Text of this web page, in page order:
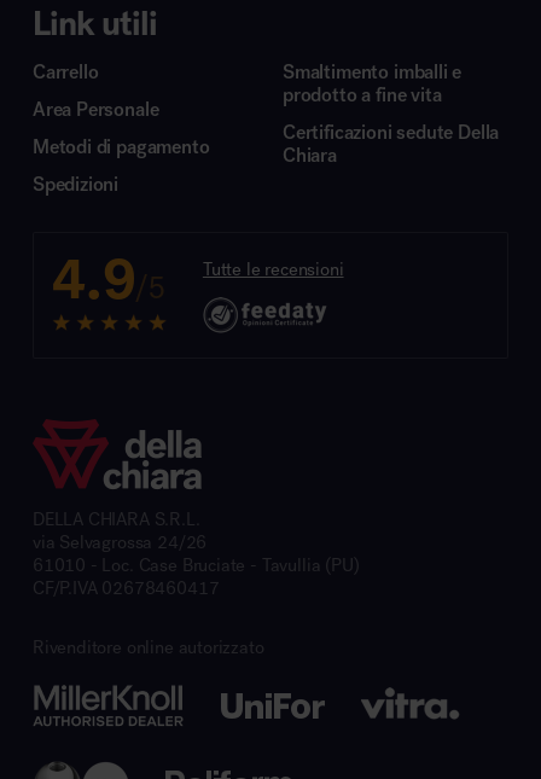
Link utili
Carrello
Area Personale
Metodi di pagamento
Spedizioni
Smaltimento imballi e
prodotto a fine vita
Certificazioni sedute Della
Chiara
4.9/5 Tutte le recensioni
DELLA CHIARA S.R.L.
via Selvagrossa 24/26
61010 - Loc. Case Bruciate - Tavullia (PU)
CF/P.IVA 02678460417
Rivenditore online autorizzato